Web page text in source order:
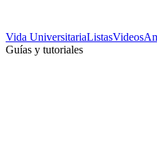
Vida UniversitariaListasVideos
Guías y tutoriales